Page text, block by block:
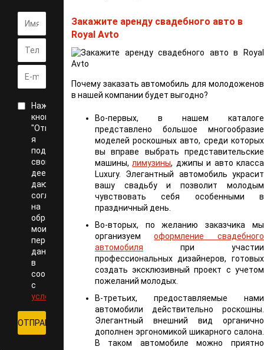
Закажите аренду свадебного авто в
Royal Avto
Почему заказать автомобиль для молодоженов
в нашей компании будет выгодно?
Во-первых, в нашем каталоге
представлено большое многообразие
моделей роскошных авто, среди которых
вы вправе выбрать представительские
машины,лимузины, джипы и авто класса
Luxury. Элегантный автомобиль украсит
вашу свадьбу и позволит молодым
чувствовать себя особенными в
праздничный день.
Во-вторых, по желанию заказчика мы
организуемоформление свадебного
автомобиля при участии
профессиональных дизайнеров, готовых
создать эксклюзивный проект с учетом
пожеланий молодых.
В-третьих, предоставляемые нами
автомобили действительно роскошны.
Элегантный внешний вид органично
дополнен эргономикой шикарного салона.
В таком автомобиле можно приятно
Нажимая
кнопку
"Отправить",
я
подтверждаю
свою
дееспособность,
даю
согласие
на
обработку
моих
персональных
данных
в
соответствии
с
условиями